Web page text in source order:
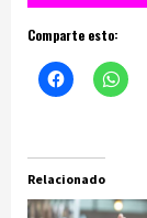
Comparte esto:
Relacionado